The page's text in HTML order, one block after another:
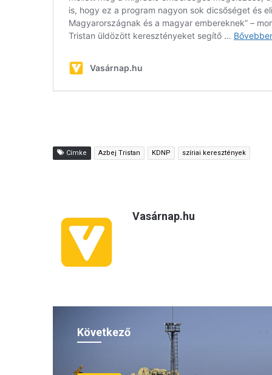
Címke Azbej Tristan KDNP szíriai keresztények
Vasárnap.hu
Következő